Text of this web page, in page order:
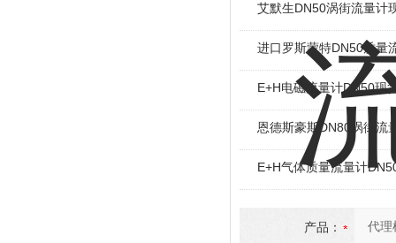
艾默生DN50涡街流量计
进口罗斯蒙特DN50质量
E+H电磁流量计DN50现
恩德斯豪斯DN80涡街流
E+H气体质量流量计
产品：